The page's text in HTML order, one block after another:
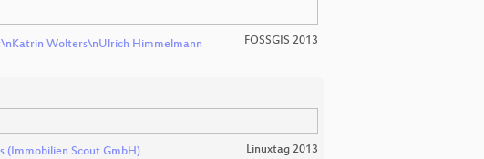
Wolters\nUlrich Himmelmann FOSSGIS 2013
(Immobilien Scout GmbH) Linuxtag 2013